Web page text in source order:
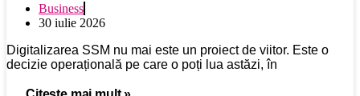
Business
30 iulie 2026
Digitalizarea SSM nu mai este un proiect de viitor. Este o
decizie operațională pe care o poți lua astăzi, în